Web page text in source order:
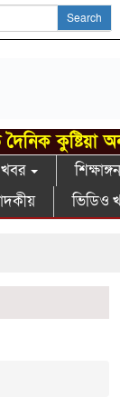
Search
কুষ্টিয়া
খবর শিক্ষাঙ্গন
ভিডিও